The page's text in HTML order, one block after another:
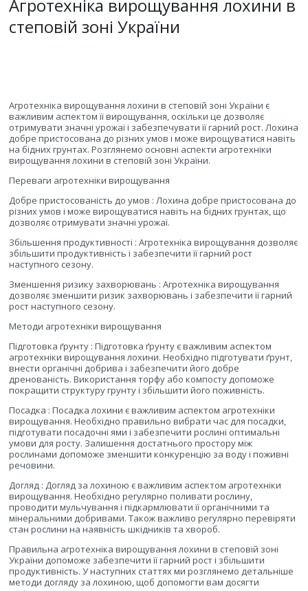
Агротехніка вирощування лохини в
степовій зоні України
Агротехніка вирощування лохини в степовій зоні України є
важливим аспектом її вирощування, оскільки це дозволяє
отримувати значні урожаї і забезпечувати її гарний рост. Лохина
добре пристосована до різних умов і може вирощуватися навіть
на бідних грунтах. Розглянемо основні аспекти агротехніки
вирощування лохини в степовій зоні України.
Переваги агротехніки вирощування
Добре пристосованість до умов : Лохина добре пристосована до
різних умов і може вирощуватися навіть на бідних грунтах, що
дозволяє отримувати значні урожаї.
Збільшення продуктивності : Агротехніка вирощування дозволяє
збільшити продуктивність і забезпечити її гарний рост
наступного сезону.
Зменшення ризику захворювань : Агротехніка вирощування
дозволяє зменшити ризик захворювань і забезпечити її гарний
рост наступного сезону.
Методи агротехніки вирощування
Підготовка ґрунту : Підготовка ґрунту є важливим аспектом
агротехніки вирощування лохини. Необхідно підготувати ґрунт,
внести органічні добрива і забезпечити його добре
дренованість. Використання торфу або компосту допоможе
покращити структуру грунту і збільшити його поживність.
Посадка : Посадка лохини є важливим аспектом агротехніки
вирощування. Необхідно правильно вибрати час для посадки,
підготувати посадочні ями і забезпечити рослині оптимальні
умови для росту. Залишення достатнього простору між
рослинами допоможе зменшити конкуренцію за воду і поживні
речовини.
Догляд : Догляд за лохиною є важливим аспектом агротехніки
вирощування. Необхідно регулярно поливати рослину,
проводити мульчування і підкармлювати її органічними та
мінеральними добривами. Також важливо регулярно перевіряти
стан рослини на наявність шкідників та хвороб.
Правильна агротехніка вирощування лохини в степовій зоні
України допоможе забезпечити її гарний рост і збільшити
продуктивність. У наступних статтях ми розглянемо детальніше
методи догляду за лохиною, щоб допомогти вам досягти